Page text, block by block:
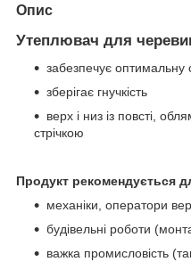
Опис
Утеплювач для
забезпечує оптимальну
зберігає гнучкість
верх і низ із повсті,
стрічкою
Продукт рекомендується
механіки, оператори
будівельні роботи
важка промисловість